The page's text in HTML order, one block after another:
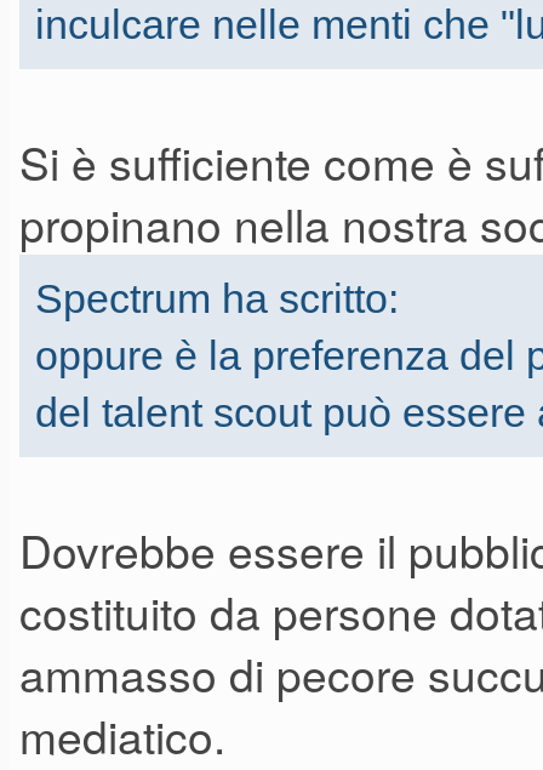
inculcare nelle menti che
Si è sufficiente come è
propinano nella nostra
Spectrum ha scritto:
oppure è la preferenza del
del talent scout può essere
Dovrebbe essere il
costituito da persone
ammasso di pecore
mediatico.